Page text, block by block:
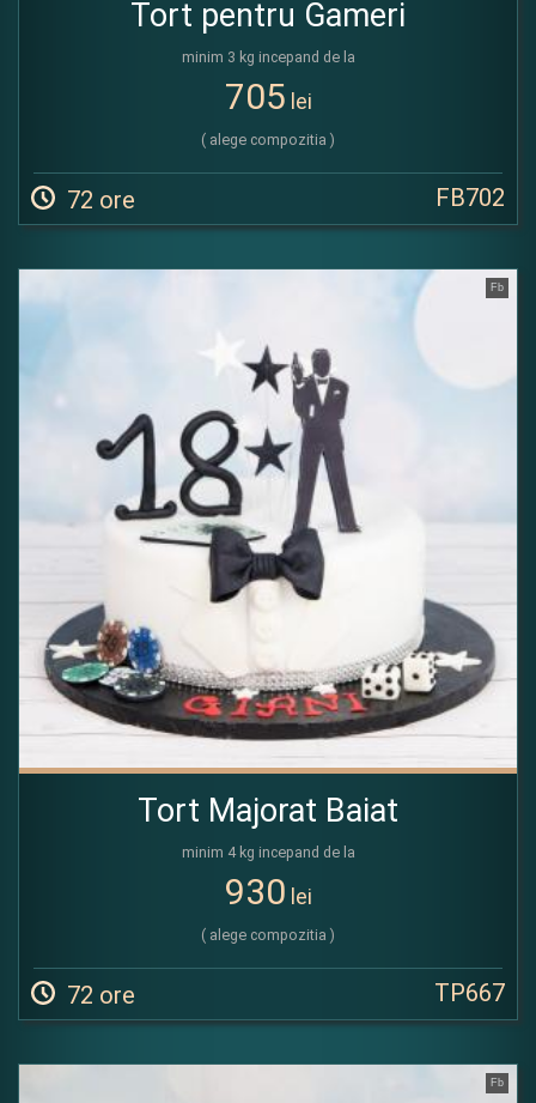
Tort pentru Gameri
minim 3 kg incepand de la
705 lei
( alege compozitia )
72 ore FB702
Fb
Tort Majorat Baiat
minim 4 kg incepand de la
930 lei
( alege compozitia )
72 ore TP667
Fb